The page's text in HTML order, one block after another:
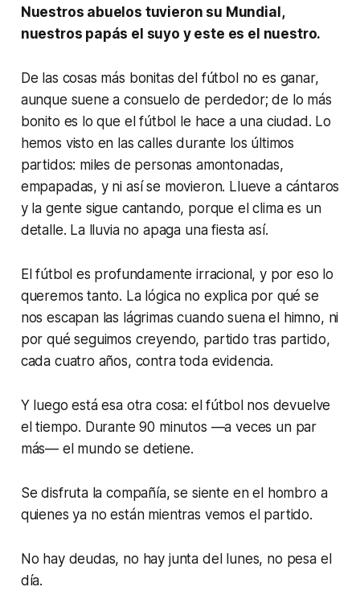
Nuestros abuelos tuvieron su Mundial,
nuestros papás el suyo y este es el nuestro.
De las cosas más bonitas del fútbol no es ganar,
aunque suene a consuelo de perdedor; de lo más
bonito es lo que el fútbol le hace a una ciudad. Lo
hemos visto en las calles durante los últimos
partidos: miles de personas amontonadas,
empapadas, y ni así se movieron. Llueve a cántaros
y la gente sigue cantando, porque el clima es un
detalle. La lluvia no apaga una fiesta así.
El fútbol es profundamente irracional, y por eso lo
queremos tanto. La lógica no explica por qué se
nos escapan las lágrimas cuando suena el himno, ni
por qué seguimos creyendo, partido tras partido,
cada cuatro años, contra toda evidencia.
Y luego está esa otra cosa: el fútbol nos devuelve
el tiempo. Durante 90 minutos —a veces un par
más— el mundo se detiene.
Se disfruta la compañía, se siente en el hombro a
quienes ya no están mientras vemos el partido.
No hay deudas, no hay junta del lunes, no pesa el
día.